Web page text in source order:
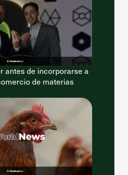
antes de incorporarse a
de materias